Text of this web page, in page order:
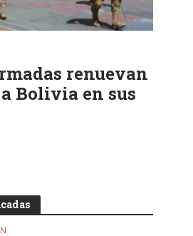
renuevan
Bolivia en sus